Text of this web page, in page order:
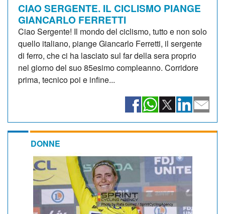
CIAO SERGENTE. IL CICLISMO PIANGE
GIANCARLO FERRETTI
Ciao Sergente! Il mondo del ciclismo, tutto e non solo
quello italiano, piange Giancarlo Ferretti, il sergente
di ferro, che ci ha lasciato sul far della sera proprio
nel giorno del suo 85esimo compleanno. Corridore
prima, tecnico poi e infine...
DONNE